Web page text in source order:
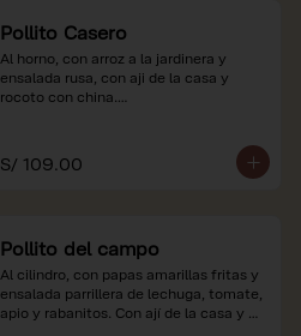
Pollito Casero
Al horno, con arroz a la jardinera y
ensalada rusa, con aji de la casa y
rocoto con china.
soles e incluyen impuestos de ley y
recargo al consumo.
S/ 109.00
Pollito del campo
Al cilindro, con papas amarillas fritas y
ensalada parrillera de lechuga, tomate,
apio y rabanitos. Con ají de la casa y